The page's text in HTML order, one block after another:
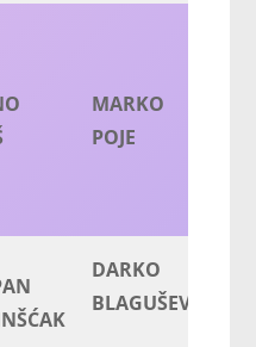
MARKO
POJE
DARKO
BLAGUŠEVIĆ